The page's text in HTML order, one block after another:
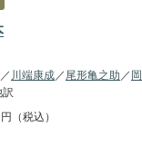
／ 川端康成／ 尾形亀之助 ／
訳
（税込）